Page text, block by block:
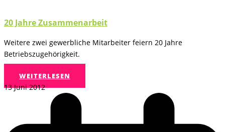
20 Jahre Zusammenarbeit
Weitere zwei gewerbliche Mitarbeiter feiern 20 Jahre
Betriebszugehörigkeit.
WEITERLESEN
13 Juni 2012